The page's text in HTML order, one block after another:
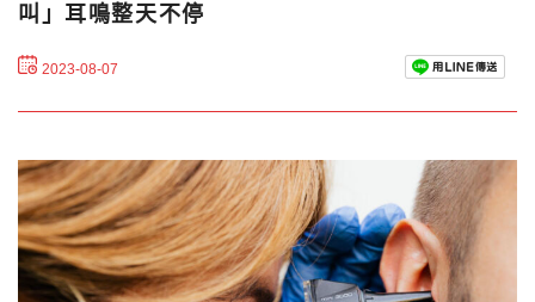
叫」耳鳴整天不停
2023-08-07